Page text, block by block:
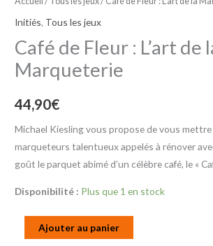
Initiés, Tous les jeux
Café de Fleur : L’art de
Marqueterie
44,90€
Michael Kiesling vous propose de vous mettre
marqueteurs talentueux appelés à rénover
goût le parquet abimé d’un célèbre café, le «
Disponibilité : Plus que 1 en stock
Ajouter au panier